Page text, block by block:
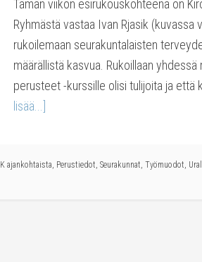
Tämän viikon esirukouskohteena on
Ryhmästä vastaa Ivan Rjasik
rukoilemaan seurakuntalaisten
määrällistä kasvua. Rukoillaan
perusteet -kurssille olisi tulijoita ja että
lisää...]
IK ajankohtaista, Perustiedot, Seurakunnat, Työmuodot,